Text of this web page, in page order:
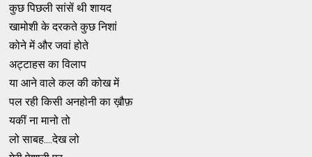
कुछ पिछली सांसें थी शायद
खामोशी के दरकते कुछ निशां
कोने में और जवां होते
अट्टाहस का विलाप
या आने वाले कल की कोख में
पल रही किसी अनहोनी का ख़ौफ़
यकीं ना मानो तो
लो साबह....देख लो